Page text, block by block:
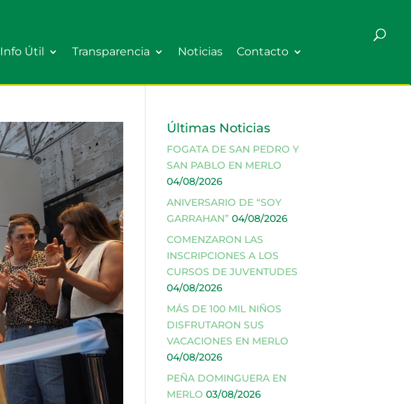
Info Útil Transparencia Noticias Contacto
Últimas Noticias
FOGATA DE SAN PEDRO Y
SAN PABLO EN MERLO
04/08/2026
ANIVERSARIO DE “SOY
GARRAHAN” 04/08/2026
COMENZARON LAS
INSCRIPCIONES A LOS
CURSOS DE JUVENTUDES
04/08/2026
MÁS DE 100 MIL NIÑOS
DISFRUTARON SUS
VACACIONES EN MERLO
04/08/2026
PEÑA DOMINGUERA EN
MERLO 03/08/2026